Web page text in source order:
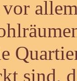
sind,